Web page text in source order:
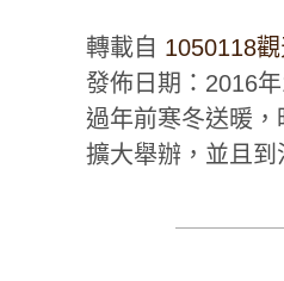
轉載自 1050118
發佈日期：2016年
過年前寒冬送暖
擴大舉辦，並且